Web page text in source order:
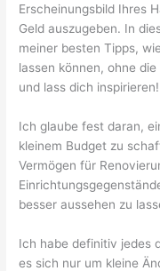
Erscheinungsbild Ihres
Geld auszugeben. In
meiner besten Tipps,
lassen können, ohne
und lass dich inspirieren!
Ich glaube fest daran,
kleinem Budget zu
Vermögen für
besser aussehen zu
Ich habe definitiv jedes
es sich nur um kleine